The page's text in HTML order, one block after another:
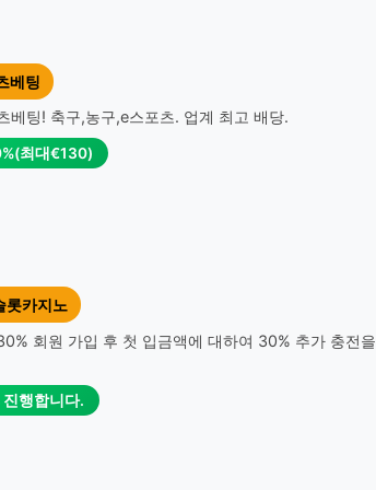
베팅
베팅! 축구,농구,e스포츠. 업계 최고 배당.
최대€130)
롯카지노
회원 가입 후 첫 입금액에 대하여 30% 추가 충전을
행합니다.